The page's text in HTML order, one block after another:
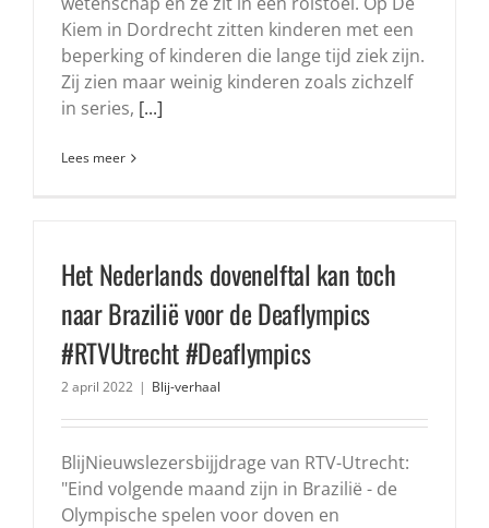
Kiem in Dordrecht zitten kinderen met een
beperking of kinderen die lange tijd ziek zijn.
Zij zien maar weinig kinderen zoals zichzelf
in series, [...]
Lees meer
Het Nederlands dovenelftal kan toch
naar Brazilië voor de Deaflympics
#RTVUtrecht #Deaflympics
2 april 2022 | Blij-verhaal
BlijNieuwslezersbijjdrage van RTV-Utrecht:
"Eind volgende maand zijn in Brazilië - de
Olympische spelen voor doven en